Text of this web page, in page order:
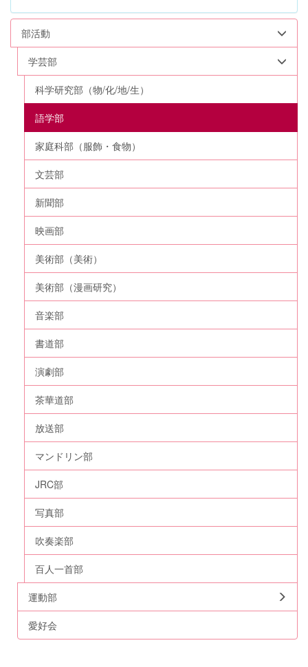
部活動
学芸部
科学研究部（物/化/地/生）
語学部
家庭科部（服飾・食物）
文芸部
新聞部
映画部
美術部（美術）
美術部（漫画研究）
音楽部
書道部
演劇部
茶華道部
放送部
マンドリン部
JRC部
写真部
吹奏楽部
百人一首部
運動部
愛好会